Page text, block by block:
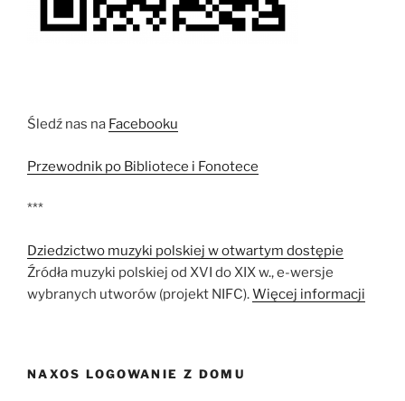
Śledź nas na Facebooku
Przewodnik po Bibliotece i Fonotece
***
Dziedzictwo muzyki polskiej w otwartym dostępie
Źródła muzyki polskiej od XVI do XIX w., e-wersje
wybranych utworów (projekt NIFC).Więcej informacji
NAXOS LOGOWANIE Z DOMU